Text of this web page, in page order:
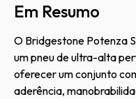
Em Resumo
O Bridgestone Potenza
um pneu de ultra-alta
oferecer um conjunto
aderência,